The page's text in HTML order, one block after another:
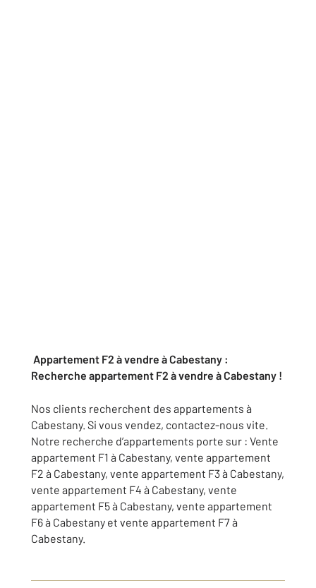
Appartement F2 à vendre à Cabestany :
Recherche appartement F2 à vendre à Cabestany !
Nos clients recherchent des appartements à
Cabestany. Si vous vendez, contactez-nous vite.
Notre recherche d’appartements porte sur : Vente
appartement F1 à Cabestany, vente appartement
F2 à Cabestany, vente appartement F3 à Cabestany,
vente appartement F4 à Cabestany, vente
appartement F5 à Cabestany, vente appartement
F6 à Cabestany et vente appartement F7 à
Cabestany.